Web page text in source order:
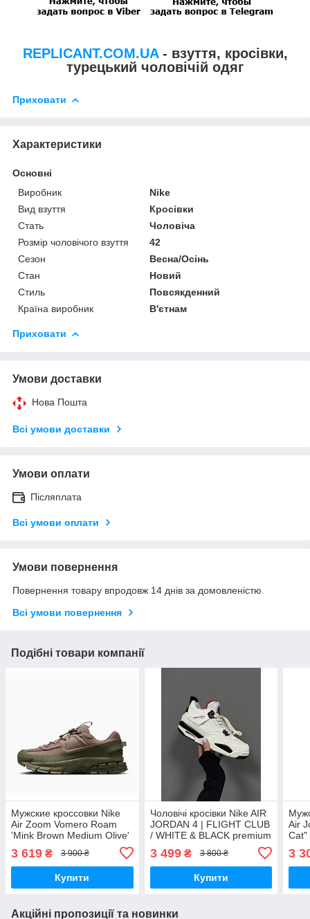
REPLICANT.COM.UA - взуття, кросівки,
турецький чоловічій одяг
Приховати
Характеристики
Основні
Виробник
Nike
Вид взуття
Кросівки
Стать
Чоловіча
Розмір чоловічого взуття
42
Сезон
Весна/Осінь
Стан
Новий
Стиль
Повсякденний
Країна виробник
В'єтнам
Приховати
Умови доставки
Нова Пошта
Всі умови доставки
Умови оплати
Післяплата
Всі умови оплати
Умови повернення
Повернення товару впродовж 14 днів за домовленістю
Всі умови повернення
Подібні товари компанії
Мужские кроссовки Nike
Air Zoom Vomero Roam
'Mink Brown Medium Olive'
Nike
3 619 ₴ 3 900 ₴
Купити
Чоловічі кросівки Nike AIR
JORDAN 4 | FLIGHT CLUB
/ WHITE & BLACK premium
3 499₴ 3 800 ₴
Купити
Air
Cat"
3
Акційні пропозиції та новинки